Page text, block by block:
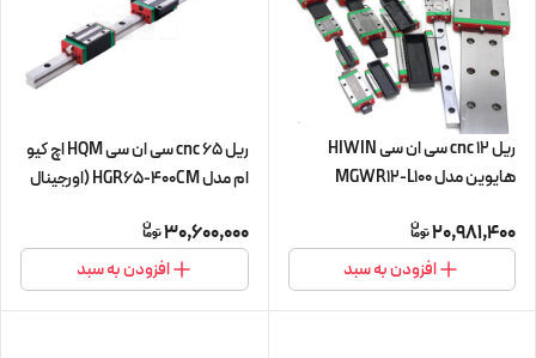
ریل 12 cnc سی ان سی HIWIN
هایوین مدل MGWR12-L100
20,981,400
افزودن به سبد
ریل 65 cnc سی ان سی HQM اچ کیو
ام مدل HGR65-400CM (اورجینال
30,600,000
افزودن به سبد